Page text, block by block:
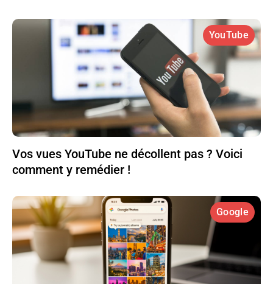
YouTube
Vos vues YouTube ne décollent pas ? Voici
comment y remédier !
Google